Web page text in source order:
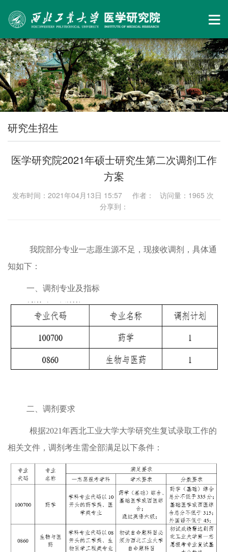
研究生招生
医学研究院2021年硕士研究生第二次调剂工作
方案
发布时间：2021年04月13日 15:57 作者： 访问量： 1965 次
分享到：
我院部分专业一志愿生源不足，现接收调剂，具体通
知如下：
一、调剂专业及指标
二、调剂要求
根据2021年西北工业大学大学研究生复试录取工作的
相关文件，调剂考生需全部满足以下条件：